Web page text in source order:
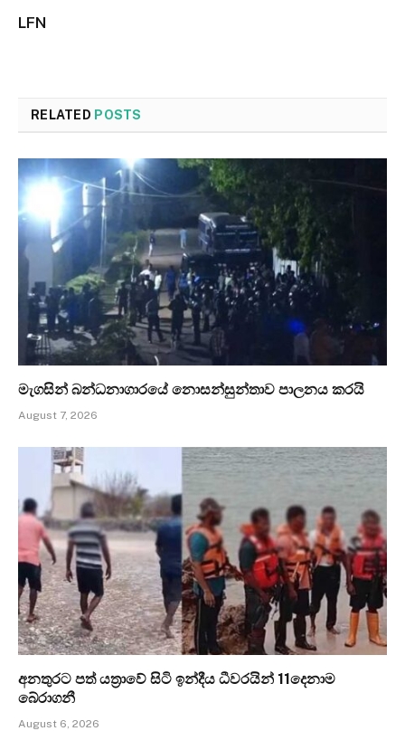
LFN
RELATED POSTS
මැගසින් බන්ධනාගාරයේ නොසන්සුන්තාව පාලනය කරයි
August 7, 2026
අනතුරට පත් යත්‍රාවේ සිටි ඉන්දීය ධීවරයින් 11දෙනාම
බේරාගනී
August 6, 2026